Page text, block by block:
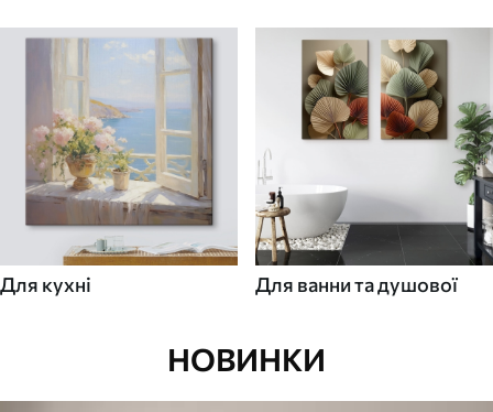
Для кухні Для ванни та душової
НОВИНКИ